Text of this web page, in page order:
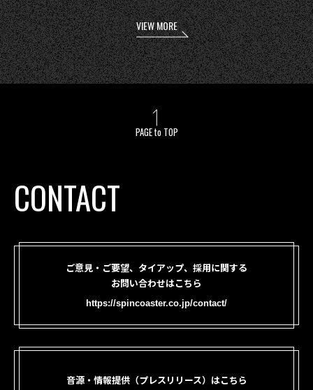
VIEW MORE
PAGE to TOP
CONTACT
ご意見・ご要望、タイアップ、採用に関する
お問い合わせはこちら
https://spincoaster.co.jp/contact/
音源・情報提供（プレスリリース）はこちら